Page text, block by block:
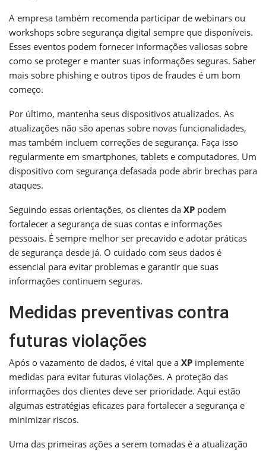
A empresa também recomenda participar de webinars ou
workshops sobre segurança digital sempre que disponíveis.
Esses eventos podem fornecer informações valiosas sobre
como se proteger e manter suas informações seguras. Saber
mais sobre phishing e outros tipos de fraudes é um bom
começo.
Por último, mantenha seus dispositivos atualizados. As
atualizações não são apenas sobre novas funcionalidades,
mas também incluem correções de segurança. Faça isso
regularmente em smartphones, tablets e computadores. Um
dispositivo com segurança defasada pode abrir brechas para
ataques.
Seguindo essas orientações, os clientes da XP podem
fortalecer a segurança de suas contas e informações
pessoais. É sempre melhor ser precavido e adotar práticas
de segurança desde já. O cuidado com seus dados é
essencial para evitar problemas e garantir que suas
informações continuem seguras.
Medidas preventivas contra
futuras violações
Após o vazamento de dados, é vital que a XP implemente
medidas para evitar futuras violações. A proteção das
informações dos clientes deve ser prioridade. Aqui estão
algumas estratégias eficazes para fortalecer a segurança e
minimizar riscos.
Uma das primeiras ações a serem tomadas é a atualização